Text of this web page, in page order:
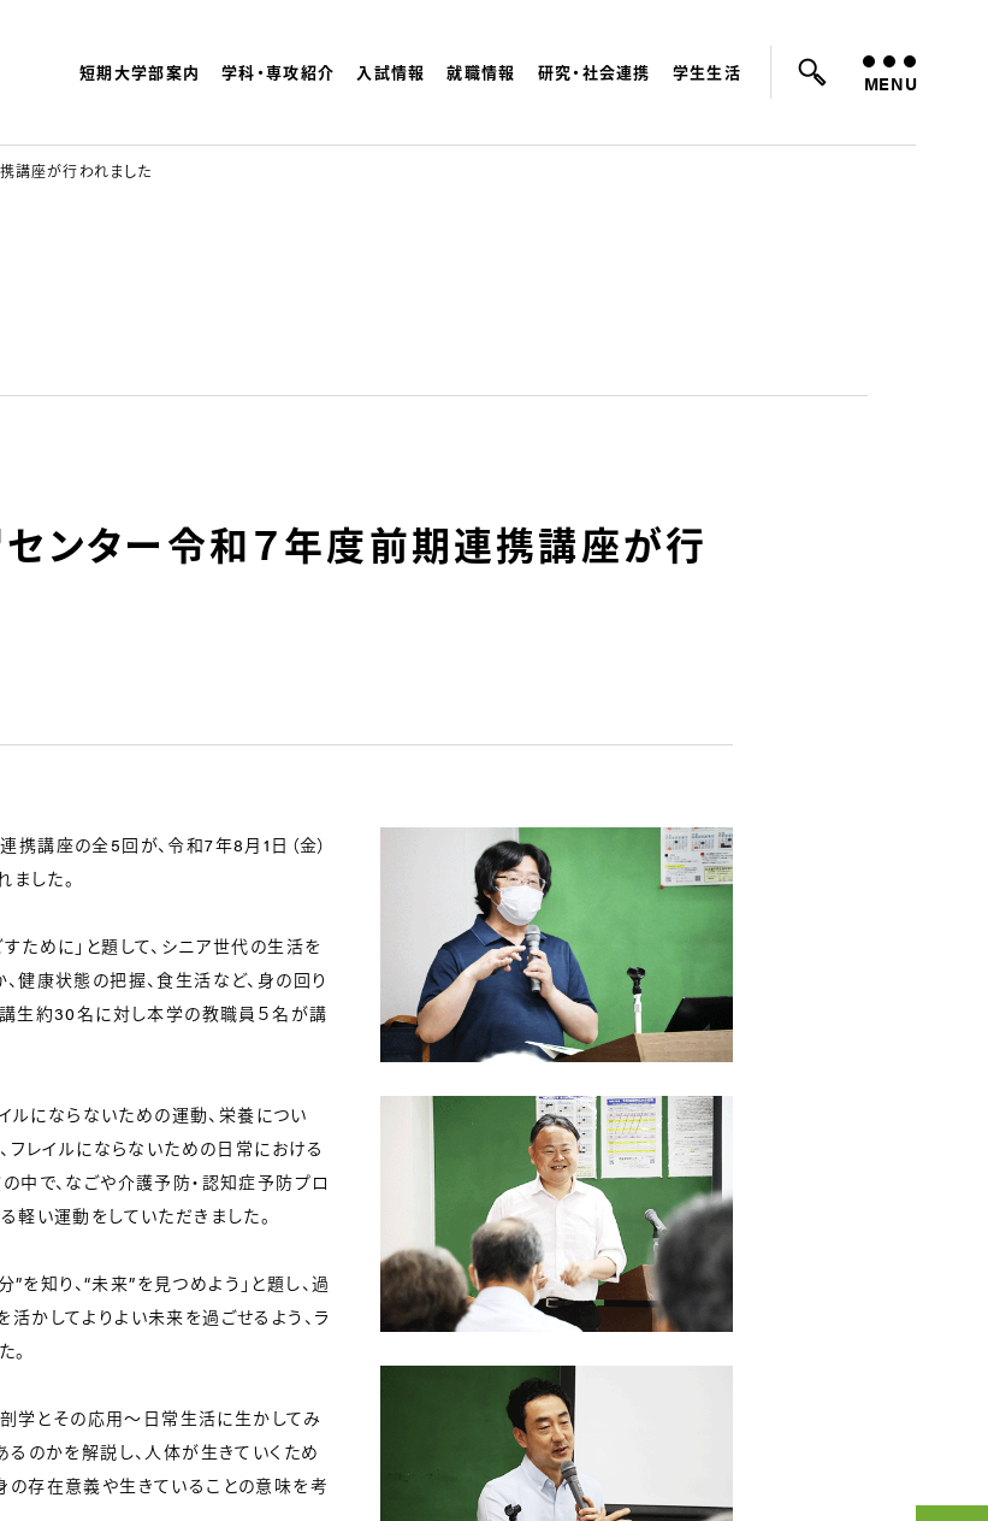
短期大学部案内 学科・専攻紹介 入試情報 就職情報 研究・社会連携 学生生活
よく検索されているキーワード： 入試 学費 就職先 MENU
講座が行われました
ンター令和７年度前期連携講座が行
講座の全5回が、令和7年8月1日（金）
した。
ために」と題して、シニア世代の生活を
健康状態の把握、食生活など、身の回り
生約30名に対し本学の教職員５名が講
にならないための運動、栄養につい
フレイルにならないための日常における
中で、なごや介護予防・認知症予防プロ
軽い運動をしていただきました。
知り、“未来”を見つめよう」と題し、過
かしてよりよい未来を過ごせるよう、ラ
。
学とその応用～日常生活に生かしてみ
るのかを解説し、人体が生きていくため
の存在意義や生きていることの意味を考